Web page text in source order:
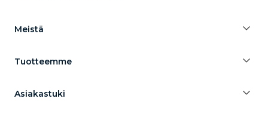
Meistä
Tuotteemme
Asiakastuki